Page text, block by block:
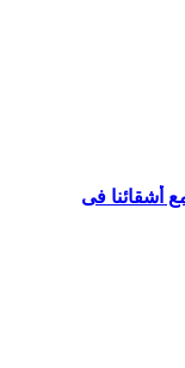
أشقائنا فى